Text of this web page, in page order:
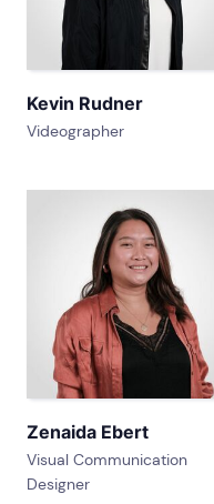
Kevin Rudner
Videographer
Zenaida Ebert
Visual Communication
Designer